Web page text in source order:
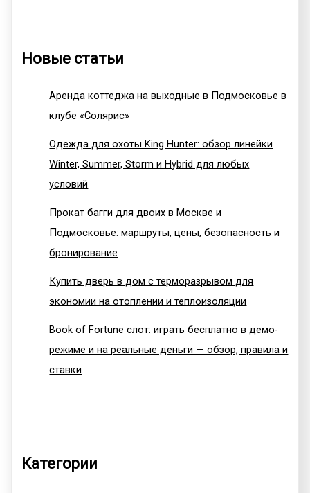
Новые статьи
Аренда коттеджа на выходные в Подмосковье в
клубе «Солярис»
Одежда для охоты King Hunter: обзор линейки
Winter, Summer, Storm и Hybrid для любых
условий
Прокат багги для двоих в Москве и
Подмосковье: маршруты, цены, безопасность и
бронирование
Купить дверь в дом с терморазрывом для
экономии на отоплении и теплоизоляции
Book of Fortune слот: играть бесплатно в демо-
режиме и на реальные деньги — обзор, правила и
ставки
Категории